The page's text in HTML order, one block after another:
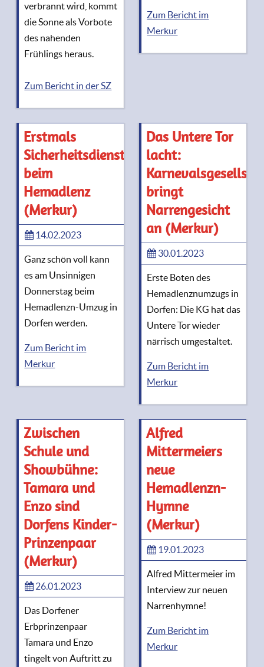
verbrannt wird, kommt
die Sonne als Vorbote
des nahenden
Frühlings heraus.
Zum Bericht in der SZ
Zum Bericht im
Merkur
Erstmals
Sicherheitsdienst
beim
Hemadlenz
(Merkur)
14.02.2023
Ganz schön voll kann
es am Unsinnigen
Donnerstag beim
Hemadlenzn-Umzug in
Dorfen werden.
Zum Bericht im
Merkur
Das Untere Tor
lacht:
bringt
Narrengesicht
an (Merkur)
30.01.2023
Erste Boten des
Hemadlenznumzugs in
Dorfen: Die KG hat das
Untere Tor wieder
närrisch umgestaltet.
Zum Bericht im
Merkur
Zwischen
Schule und
Showbühne:
Tamara und
Enzo sind
Dorfens Kinder-
Prinzenpaar
(Merkur)
26.01.2023
Das Dorfener
Erbprinzenpaar
Tamara und Enzo
tingelt von Auftritt zu
Alfred
Mittermeiers
neue
Hemadlenzn-
Hymne
(Merkur)
19.01.2023
Alfred Mittermeier im
Interview zur neuen
Narrenhymne!
Zum Bericht im
Merkur